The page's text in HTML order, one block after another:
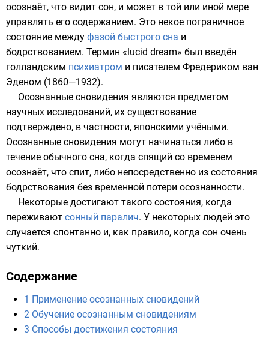
осознаёт, что видит сон, и может в той или иной мере
управлять его содержанием. Это некое пограничное
состояние между фазой быстрого сна и
бодрствованием. Термин «lucid dream» был введён
голландским психиатром и писателем Фредериком ван
Эденом (1860—1932).
Осознанные сновидения являются предметом
научных исследований, их существование
подтверждено, в частности, японскими учёными.
Осознанные сновидения могут начинаться либо в
течение обычного сна, когда спящий со временем
осознаёт, что спит, либо непосредственно из состояния
бодрствования без временной потери осознанности.
Некоторые достигают такого состояния, когда
переживают сонный паралич. У некоторых людей это
случается спонтанно и, как правило, когда сон очень
чуткий.
Содержание
1 Применение осознанных сновидений
2 Обучение осознанным сновидениям
3 Способы достижения состояния